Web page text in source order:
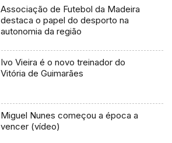
Associação de Futebol da Madeira
destaca o papel do desporto na
autonomia da região
Ivo Vieira é o novo treinador do
Vitória de Guimarães
Miguel Nunes começou a época a
vencer (vídeo)